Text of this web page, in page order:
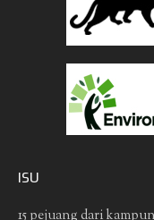
ISU
15 pejuang dari